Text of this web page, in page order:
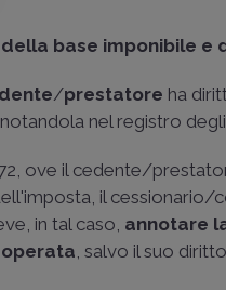
base imponibile e
/prestatore ha
nel registro
ove il cedente/
il
in tal caso, annotare
, salvo il suo